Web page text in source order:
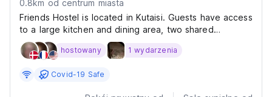
0.8km od centrum miasta
Friends Hostel is located in Kutaisi. Guests have access
to a large kitchen and dining area, two shared
bathrooms (plus two additional outdoor toilets), two
balconies, a snack bar, and free Wi-Fi throughout the
hostowany 1 wydarzenia
Covid-19 Safe